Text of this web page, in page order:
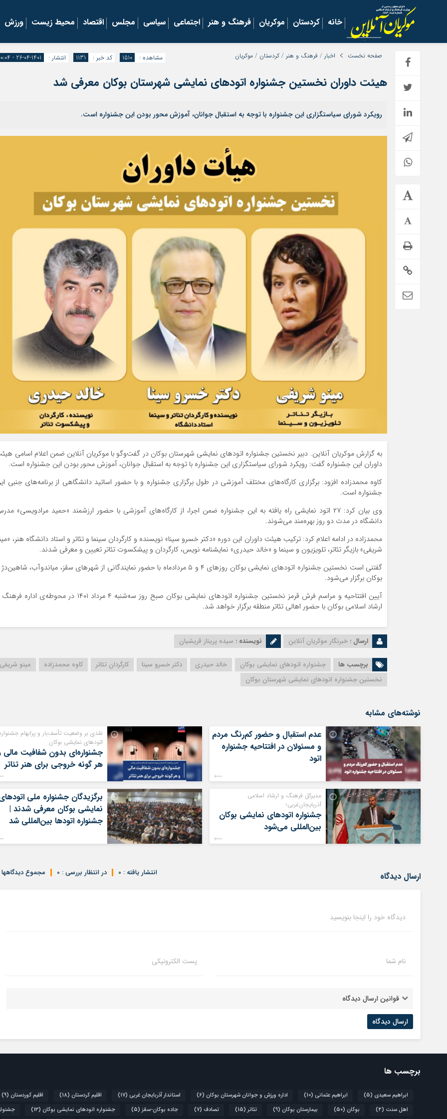
خانه کردستان موکریان فرهنگ و هنر اجتماعی سیاسی مجلس اقتصاد محیط زیست ورزش
صفحه نخست اخبار / فرهنگ و هنر / کردستان / موکریان انتشار : 1401-04-26 - ۰۰:۰۴ کد خبر : 1131 مشاهده : 1510
هیئت داوران نخستین جشنواره اتودهای نمایشی شهرستان بوکان معرفی شد
رویکرد شورای سیاستگزاری این جشنواره با توجه به استقبال جوانان، آموزش محور بودن این جشنواره است.
به گزارش موکریان آنلاین. دبیر نخستین جشنواره اتودهای نمایشی شهرستان بوکان در گفت‌وگو با موکریان آنلاین ضمن اعلام اسامی
داوران این جشنواره گفت: رویکرد شورای سیاستگزاری این جشنواره با توجه به استقبال جوانان، آموزش محور بودن این جشنواره است.
کاوه محمدزاده افزود: برگزاری کارگاه‌های مختلف آموزشی در طول برگزاری جشنواره و‌ با حضور اساتید دانشگاهی از برنامه‌های جنبی
جشنواره است.
وی بیان کرد: ۲۷ اتود نمایشی راه یافته به این‌ جشنواره ضمن اجرا، از کارگاه‌های آموزشی با حضور ارزشمند «حمید مرادویسی»
دانشگاه در مدت دو روز بهره‌مند می‌شوند.
محمدزاده در ادامه اعلام کرد: ترکیب هیئت داوران این دوره «دکتر خسرو سینا» نویسنده و کارگردان سینما و تئاتر و استاد دانشگاه هنر،
شریفی» بازیگر تئاتر، تلویزیون و سینما و «خالد حیدری» نمایشنامه نویس، کارگردان و پیشکسوت تئاتر تعیین و معرفی شدند.
گفتنی است نخستین جشنواره اتودهای نمایشی بوکان روزهای ۴ و ۵ مردادماه با حضور نمایندگانی از شهرهای سقز، میاندوآب،
بوکان برگزار می‌شود.
آیین افتتاحیه و مراسم فرش قرمز نخستین جشنواره اتودهای نمایشی بوکان صبح روز سه‌شنبه ۴ مرداد ۱۴۰۱ در محوطه‌ی
ارشاد اسلامی بوکان با حضور اهالی تئاتر منطقه برگزار خواهد شد.
ارسال : خبرنگار موکریان آنلاین نویسنده : سیده پریناز قریشیان
برچسب ها جشنواره اتودهای نمایشی بوکان خالد حیدری دکتر خسرو سینا کارگردان تئاتر کاوه محمدزاده
مینو شریفی
نخستین جشنواره اتودهای نمایشی شهرستان بوکان
نوشته‌های مشابه
عدم استقبال و حضور کم‌رنگ مردم
و مسئولان در افتتاحیه جشنواره
اتود
نقدی بر وضعیت تأسف‌بار و پرابهام
اتودهای نمایشی بوکان
جشنواره‌ای بدون شفافیت مالی
هر گونه خروجی برای هنر تئاتر
مدیرکل فرهنگ و ارشاد اسلامی
آذربایجان‌غربی؛
جشنواره اتودهای نمایشی بوکان
بین‌المللی می‌شود
برگزیدگان جشنواره ملی
نمایشی بوکان معرفی شدند |
جشنواره اتودها بین‌المللی شد
ارسال دیدگاه مجموع دیدگاهها در انتظار بررسی : 0 انتشار یافته : 0
دیدگاه خود را اینجا بنویسید
نام شما پست الکترونیکی
قوانین ارسال دیدگاه
برچسب ها
ابراهیم سعیدی (5) ابراهیم عثمانی (10) اداره ورزش و جوانان شهرستان بوکان (6) استاندار آذربایجان غربی (17) اقلیم کردستان (18) اقلیم کوردستان (9)
اهل سنت (4) بوکان (50) بیمارستان بوکان (9) تئاتر (15) تصادف (7) جاده بوکان-سقز (5) جشنواره اتودهای نمایشی بوکان (13)